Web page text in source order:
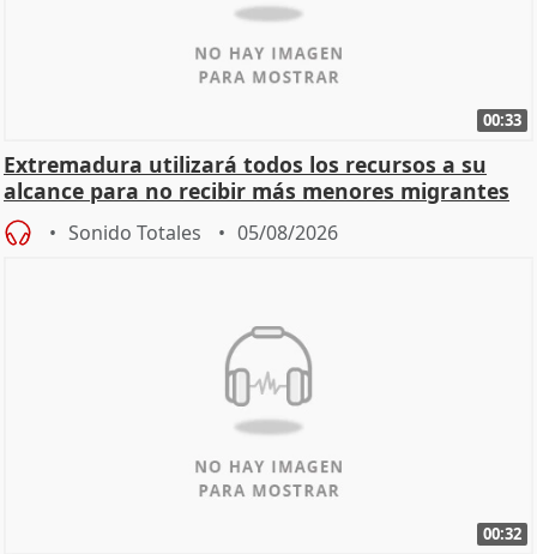
00:33
Extremadura utilizará todos los recursos a su
alcance para no recibir más menores migrantes
Sonido Totales 05/08/2026
00:32